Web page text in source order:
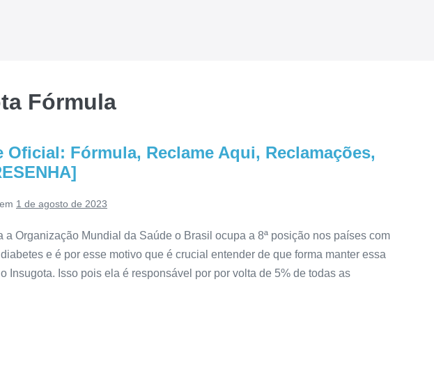
Fórmula
Oficial: Fórmula, Reclame Aqui, Reclamações,
1 de agosto de 2023
a Organização Mundial da Saúde o Brasil ocupa a 8ª posição nos países com
e é por esse motivo que é crucial entender de que forma manter essa
Insugota. Isso pois ela é responsável por por volta de 5% de todas as